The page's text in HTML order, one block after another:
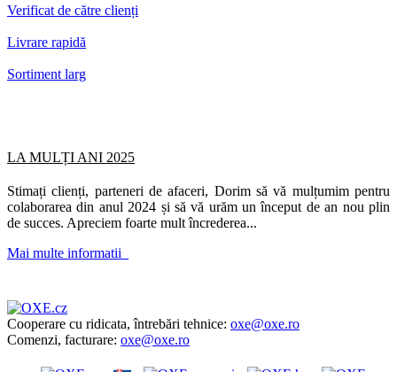
Verificat de către clienți
Livrare rapidă
Sortiment larg
LA MULȚI ANI 2025
Stimați clienți, parteneri de afaceri, Dorim să vă mulțumim pentru
colaborarea din anul 2024 și să vă urăm un început de an nou plin
de succes. Apreciem foarte mult încrederea...
Mai multe informatii
Cooperare cu ridicata, întrebări tehnice: oxe@oxe.ro
Comenzi, facturare: oxe@oxe.ro